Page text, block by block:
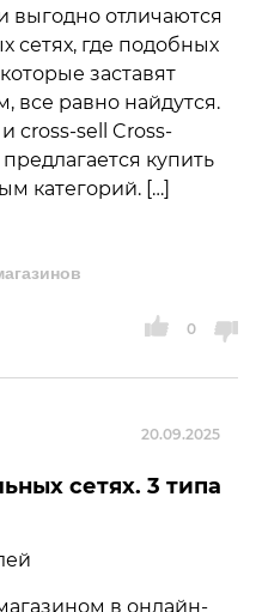
отличаются
сетях, где подобных
заставят
все равно найдутся.
cross-sell Cross-
купить
категорий. […]
0
20.09.2025
сетях. 3 типа
в онлайн-